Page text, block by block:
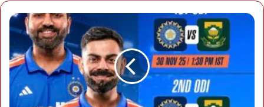
ने अपनी खुशी व्यक्त करते हुए कहा कि पहले हम अपने परिवार को सम्मानजनक
जीवन देने का सपना भी नहीं देख सकते थे। अब हम अपनी मेहनत से कमाए पैसों
से घर के सदस्यों का भविष्य संवार सकते हैं। यह सब प्रशासन और इस कैफ़े की
वजह से संभव हुआ है।